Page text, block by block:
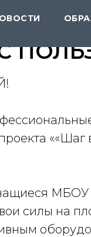
МБОУ
силы на